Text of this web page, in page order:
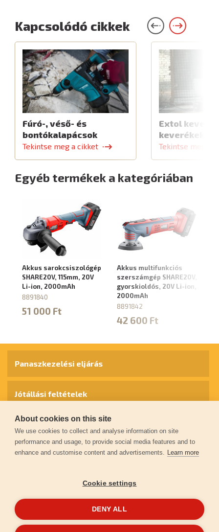
Kapcsolódó cikkek
Fúró-, véső- és
bontókalapácsok
Tekintse meg a cikket
Extol
Tekintse meg a
Egyéb termékek a kategóriában
Akkus sarokcsiszológép
SHARE20V, 115mm, 20V
Li-ion, 2000mAh
8891840
51 000 Ft
Akkus multifunkciós
szerszámgép SHARE20V,
gyorskioldós, 20V Li-ion,
2000mAh
8891842
42 600 Ft
© 2026extol.hu- Minden jog fenntartva
Panaszkezelési eljárás
Jótállási feltételek
Személyes adatok védelme
Kapcsolat
Garancia regisztráció
About cookies on this site
We use cookies to collect and analyse information on site
performance and usage, to provide social media features and to
enhance and customise content and advertisements. Learn more
Cookie settings
DENY ALL